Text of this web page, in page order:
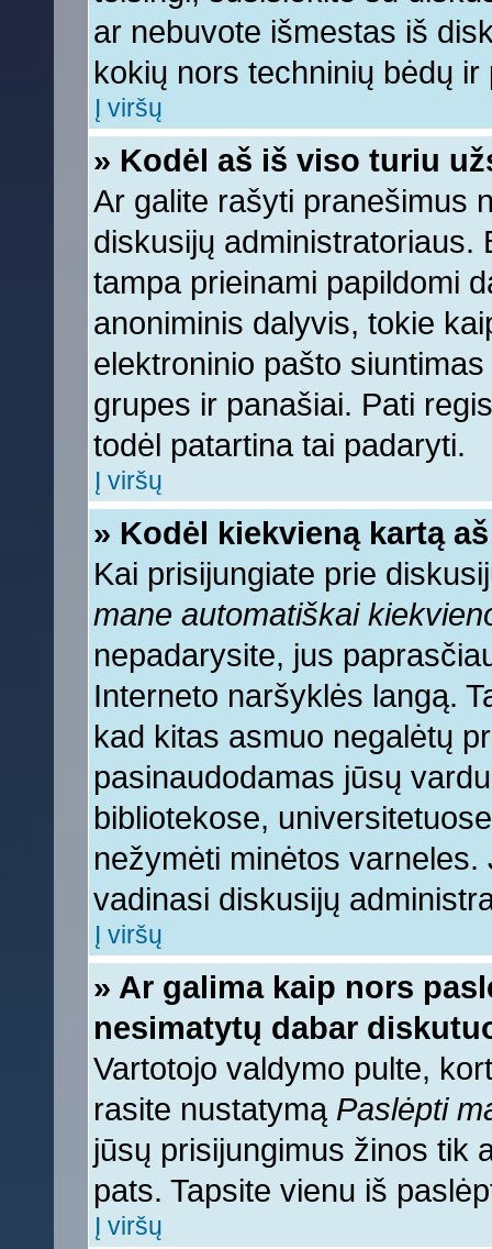
ar nebuvote išmestas iš
kokių nors techninių bėdų
Į viršų
» Kodėl aš iš viso turiu
Ar galite rašyti pranešimus
diskusijų administratoriaus.
tampa prieinami papildomi
anoniminis dalyvis, tokie
elektroninio pašto
grupes ir panašiai. Pati
todėl patartina tai padaryti.
Į viršų
» Kodėl kiekvieną kartą
Kai prisijungiate prie
mane automatiškai
nepadarysite, jus
Interneto naršyklės langą.
kad kitas asmuo negalėtų
pasinaudodamas jūsų
bibliotekose,
nežymėti minėtos
vadinasi diskusijų
Į viršų
» Ar galima kaip nors
nesimatytų dabar
Vartotojo valdymo pulte,
rasite nustatymą Paslėpti
jūsų prisijungimus žinos tik
pats. Tapsite vienu iš
Į viršų